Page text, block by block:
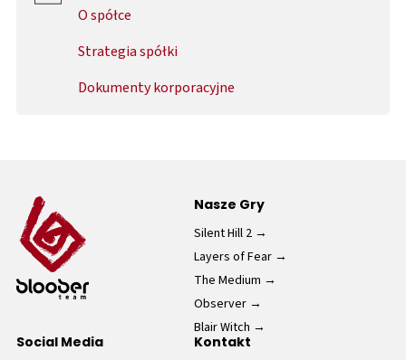
O spółce
Strategia spółki
Dokumenty korporacyjne
Nasze Gry
Silent Hill 2
Layers of Fear
The Medium
Observer
Blair Witch
Social Media Kontakt